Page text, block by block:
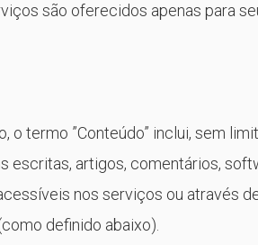
são oferecidos apenas para
o termo ”Conteúdo” inclui, sem
escritas, artigos, comentários,
nos serviços ou através
definido abaixo).